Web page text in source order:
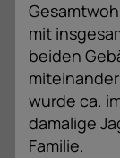
mit
beiden
wurde ca.
damalige
Familie.